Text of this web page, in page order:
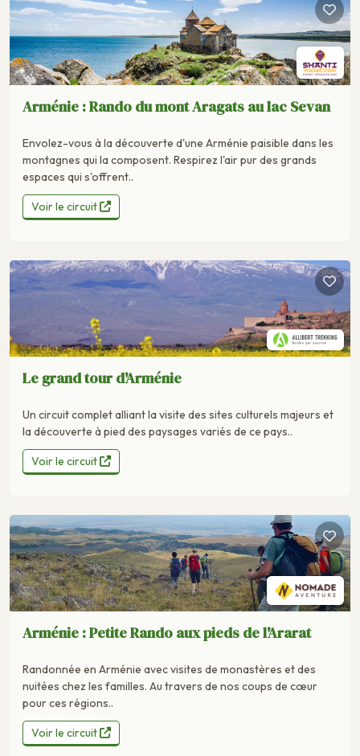
Arménie : Rando du mont Aragats au lac Sevan
Envolez-vous à la découverte d'une Arménie paisible dans les
montagnes qui la composent. Respirez l'air pur des grands
espaces qui s'offrent..
Voir le circuit
Le grand tour d'Arménie
Un circuit complet alliant la visite des sites culturels majeurs et
la découverte à pied des paysages variés de ce pays..
Voir le circuit
Arménie : Petite Rando aux pieds de l'Ararat
Randonnée en Arménie avec visites de monastères et des
nuitées chez les familles. Au travers de nos coups de cœur
pour ces régions..
Voir le circuit